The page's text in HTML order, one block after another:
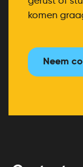
komen
Neem